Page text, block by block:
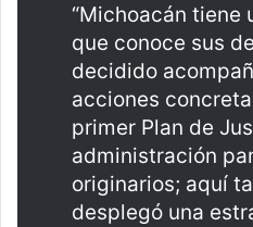
“Michoacán tiene
que conoce sus
decidido
acciones
primer Plan de
administración
originarios; aquí
desplegó una